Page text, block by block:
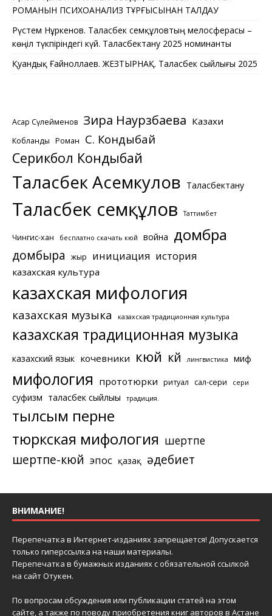
РОМАНЫН ПСИХОАНАЛИЗ ТҰРҒЫСЫНАН ТАЛДАУ
Рүстем Нұркенов. Таласбек Әсемқұловтың мелосферасы –
көңіл түкпіріндегі күй. Таласбектану 2025 номинанты
Қуандық Ғайноллаев. ЖЕЗТЫРНАҚ. Таласбек сыйлығы 2025
Асқар Сүлейменов Зира Наурзбаева Казахи
Кобланды Роман С. Кондыбай
Серикбол Кондыбай
Таласбек Асемкулов Таласбектану
Таласбек Әсемқұлов Таттимбет
Чингис-хан бесплатно скачать кюй война домбра
домбыра жыр инициация история
казахская культура
казахская мифология
казахская музыка казахская традиционная культура
казахская традиционная музыка
казахский язык кочевники кюй күй лингвистика миф
мифология прототюрки ритуал сал-сери сери
суфизм таласбек сыйлығы традиция.
тылсым перне
тюркская мифология шертпе
шертпе-кюй эпос қазақ әдебиет
ВНИМАНИЕ!
Перепечатка в Интернет-изданиях запрещается! Допускается
только гиперссылка на наши материалы.
Перепечатка в бумажных изданиях с обязательной ссылкой
на сайт Отукен.
По вопросам обсуждения или публикации статей на этом
сайте, а также по поводу приобретения книг авторов в Астане